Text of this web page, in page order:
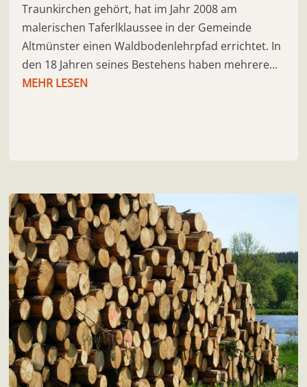
Traunkirchen gehört, hat im Jahr 2008 am
malerischen Taferlklaussee in der Gemeinde
Altmünster einen Waldbodenlehrpfad errichtet. In
den 18 Jahren seines Bestehens haben mehrere...
MEHR LESEN